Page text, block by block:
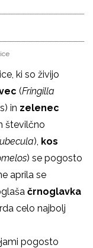
ki so živijo
(Fringilla
s) in zelenec
številčno
), kos
) se pogosto
aprila se
črnoglavka
celo najbolj
pogosto